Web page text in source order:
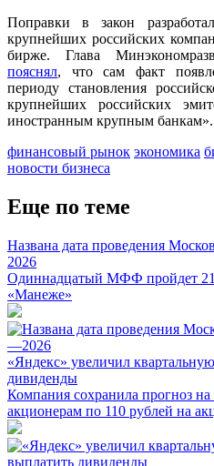
Поправки в закон
крупнейших российских
бирже. Глава
пояснял, что сам факт
периоду становления
крупнейших российских
иностранным крупным банкам».
финансовый рынок экономика
новости бизнеса
Еще по теме
Названа дата проведения
2026
Одиннадцатый МФФ пройдет 21
«Манеже»
«Яндекс» увеличил
дивиденды
Компания сохранила прогноз
акционерам по 110 рублей на